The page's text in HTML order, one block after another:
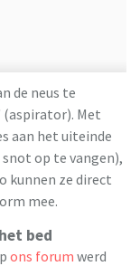
de neus te
(aspirator). Met
aan het uiteinde
op te vangen),
kunnen ze direct
mee.
bed
ons forum werd